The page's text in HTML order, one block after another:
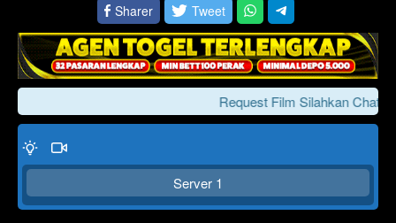
Sharer
Tweet
Request Film Silahkan Chat
Server 1